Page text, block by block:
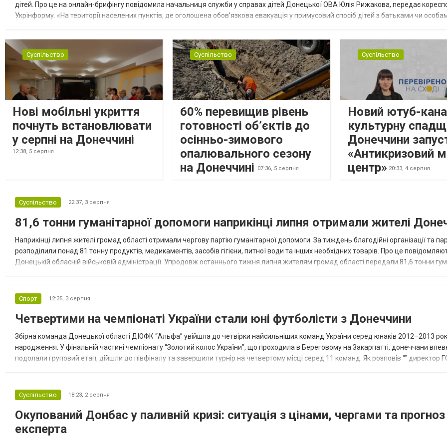
дітей. Про це на онлайн-брифінгу повідомила начальниця служби у справах дітей Донецької ОВА Юлія Рижакова, передає
Укрінформу. «На території населених пунктів, де оголошена обов’язкова евакуація у примусовий спосіб дітей з батьками чи
Суспільство
Нові мобільні укриття
почнуть встановлювати
у серпні на Донеччині
12:38, 5 серпня
Суспільство
60% перевищив рівень
готовності об’єктів до
осінньо-зимового
опалювального сезону
на Донеччині
07:36, 5 серпня
Суспільство
Новий ютуб-
культурну
Донеччини
«Антикризовий
центр» 20:33, 4 серпня
Суспільство 22:37, 3 серпня
81,6 тонни гуманітарної допомоги наприкінці липня отримали жителі
Наприкінці липня жителі громад області отримали чергову партію гуманітарної допомоги. За тиждень благодійні організації та
розподілили понад 81 тонну продуктів, медикаментів, засобів гігієни, питної води та інших необхідних товарів. Про це
Донецькій обласній військовій адміністрації. Упродовж останнього тижня липня жителям громад області передали 81,6 тонни
Спорт 12:35, 3 серпня
Четвертими на чемпіонаті України стали юні футболісти з Донеччини
Збірна команда Донецької області ДЮФК “Альфа” увійшла до четвірки найсильніших команд України серед юнаків 2012–2013
народження. У фінальній частині чемпіонату “Золотий колос України”, що проходила в Береговому на Закарпатті, донеччани
подолали груповий етап, дійшли до півфіналу та завершили турнір на четвертому місці серед 11 команд. Як розповів “” директор
Суспільство 18:23, 2 серпня
Окупований Донбас у паливній кризі: ситуація з цінами, чергами та прогноз
експерта